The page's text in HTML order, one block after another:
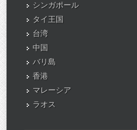
シンガポール
タイ王国
台湾
中国
バリ島
香港
マレーシア
ラオス